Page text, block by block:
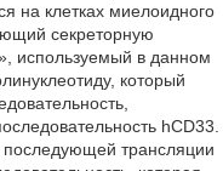
на клетках миелоидного
секреторную
используемый в данном
который
hCD33.
трансляции